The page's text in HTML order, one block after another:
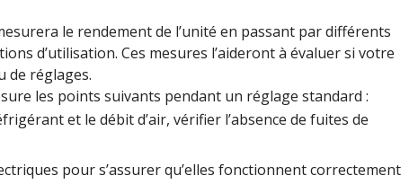
le rendement de l’unité en passant par différents
d’utilisation. Ces mesures l’aideront à évaluer si votre
de réglages.
les points suivants pendant un réglage standard :
et le débit d’air, vérifier l’absence de fuites de
pour s’assurer qu’elles fonctionnent correctement